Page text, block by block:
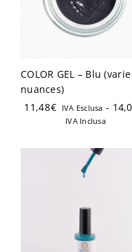
COLOR GEL – Blu (varie
nuances)
11,48€ IVA Esclusa -
IVA Inclusa